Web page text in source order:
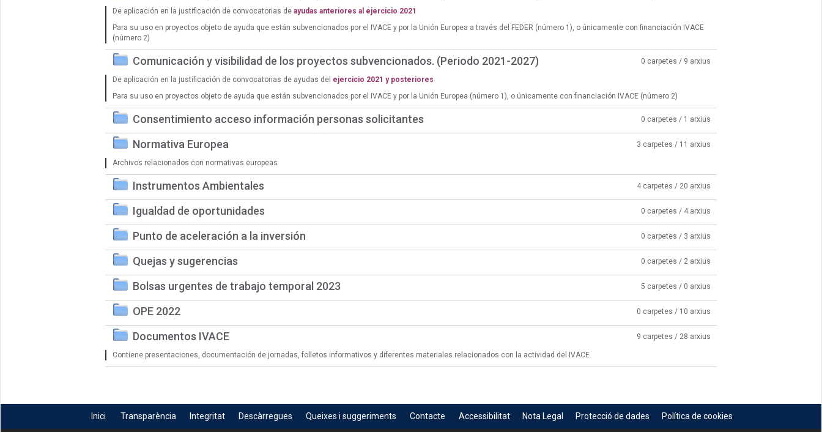
De aplicación en la justificación de convocatorias de ayudas anteriores al ejercicio 2021
Para su uso en proyectos objeto de ayuda que están subvencionados por el IVACE y por la Unión Europea a través del FEDER (número 1), o únicamente con financiación IVACE
(número 2)
Comunicación y visibilidad de los proyectos subvencionados. (Periodo 2021-2027) 0 carpetes / 9 arxius
De aplicación en la justificación de convocatorias de ayudas del ejercicio 2021 y posteriores
Para su uso en proyectos objeto de ayuda que están subvencionados por el IVACE y por la Unión Europea (número 1), o únicamente con financiación IVACE (número 2)
Consentimiento acceso información personas solicitantes 0 carpetes / 1 arxius
Normativa Europea 3 carpetes / 11 arxius
Archivos relacionados con normativas europeas
Instrumentos Ambientales 4 carpetes / 20 arxius
Igualdad de oportunidades 0 carpetes / 4 arxius
Punto de aceleración a la inversión 0 carpetes / 3 arxius
Quejas y sugerencias 0 carpetes / 2 arxius
Bolsas urgentes de trabajo temporal 2023 5 carpetes / 0 arxius
OPE 2022 0 carpetes / 10 arxius
Documentos IVACE 9 carpetes / 28 arxius
Contiene presentaciones, documentación de jornadas, folletos informativos y diferentes materiales relacionados con la actividad del IVACE.
Inici Transparència Integritat Descàrregues Queixes i suggeriments Contacte Accessibilitat Nota Legal Protecció de dades Política de cookies